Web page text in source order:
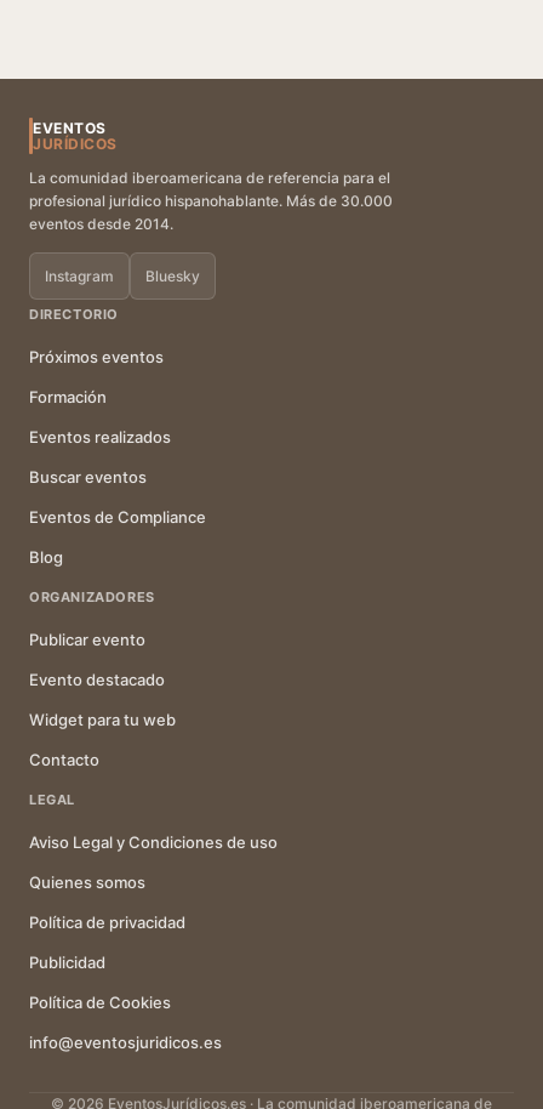
EVENTOS
JURÍDICOS
La comunidad iberoamericana de referencia para el
profesional jurídico hispanohablante. Más de 30.000
eventos desde 2014.
Instagram Bluesky
DIRECTORIO
Próximos eventos
Formación
Eventos realizados
Buscar eventos
Eventos de Compliance
Blog
ORGANIZADORES
Publicar evento
Evento destacado
Widget para tu web
Contacto
LEGAL
Aviso Legal y Condiciones de uso
Quienes somos
Política de privacidad
Publicidad
Política de Cookies
info@eventosjuridicos.es
© 2026 EventosJurídicos.es · La comunidad iberoamericana de